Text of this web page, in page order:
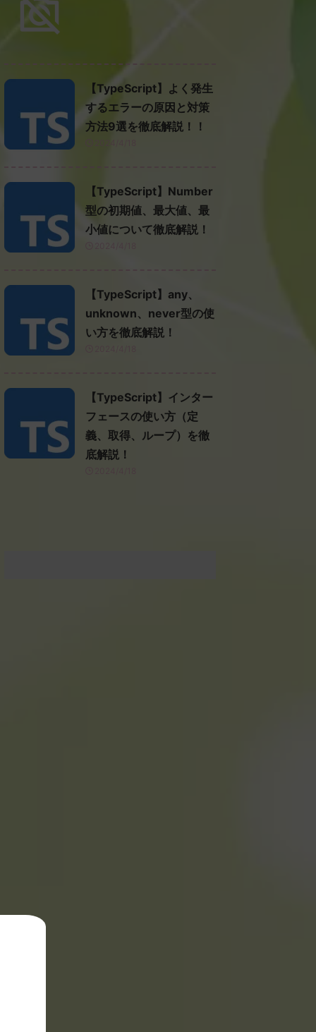
【TypeScript】よく発生
するエラーの原因と対策
方法9選を徹底解説！！
【TypeScript】Number
型の初期値、最大値、最
小値について徹底解説！
【TypeScript】any、
unknown、never型の使
い方を徹底解説！
【TypeScript】インター
フェースの使い方（定
義、取得、ループ）を徹
底解説！